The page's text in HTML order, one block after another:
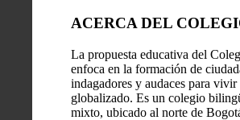
ACERCA DEL
La propuesta educativa del
enfoca en la formación de
indagadores y audaces para
globalizado. Es un colegio
mixto, ubicado al norte de